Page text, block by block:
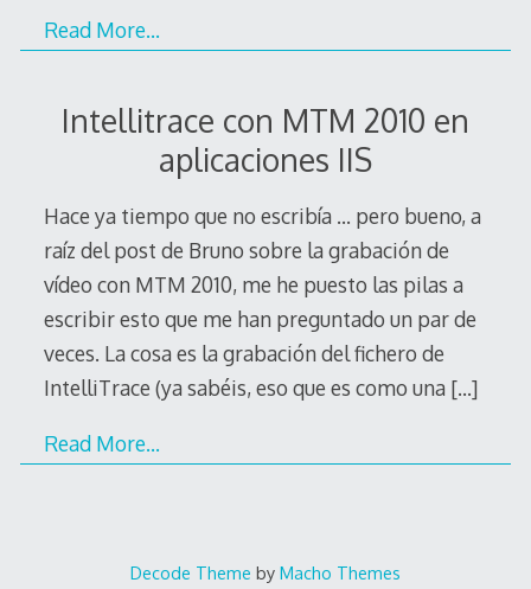
Read More…
Intellitrace con MTM 2010 en
aplicaciones IIS
Hace ya tiempo que no escribía … pero bueno, a
raíz del post de Bruno sobre la grabación de
vídeo con MTM 2010, me he puesto las pilas a
escribir esto que me han preguntado un par de
veces. La cosa es la grabación del fichero de
IntelliTrace (ya sabéis, eso que es como una […]
Read More…
Decode Theme by Macho Themes